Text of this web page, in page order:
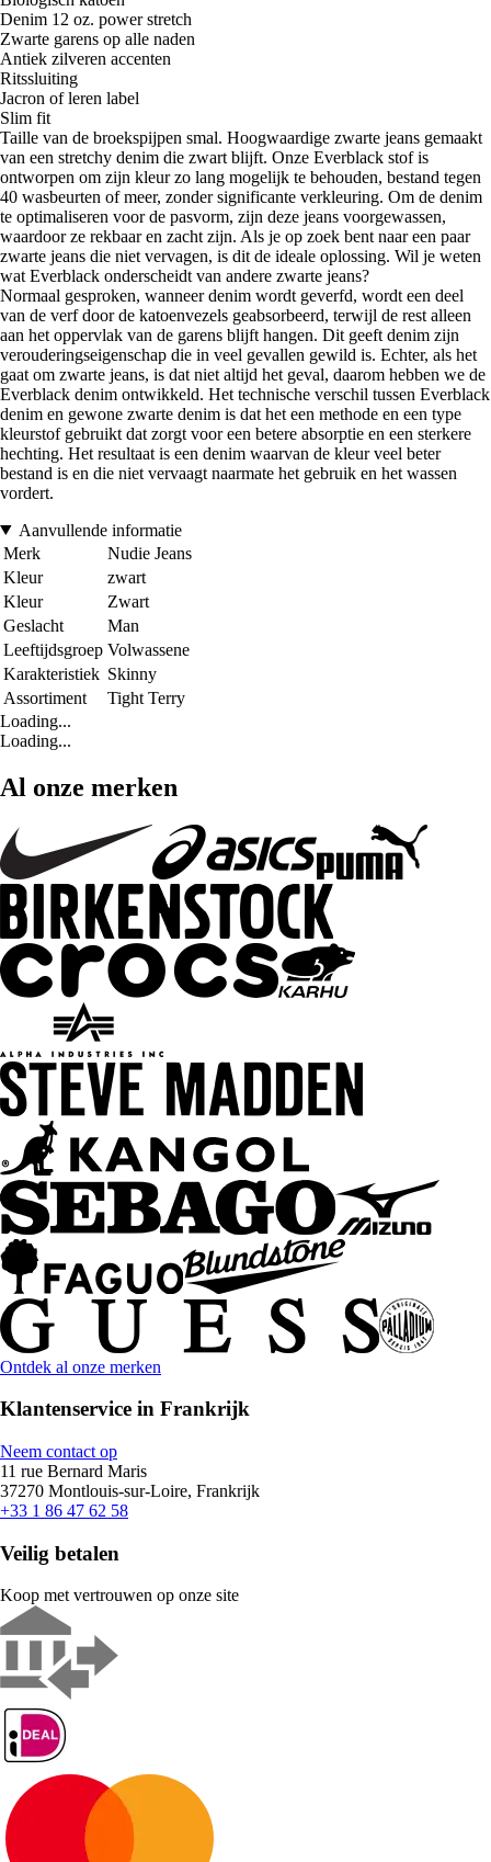
Denim 12 oz. power stretch
Zwarte garens op alle naden
Antiek zilveren accenten
Ritssluiting
Jacron of leren label
Slim fit
Taille van de broekspijpen smal. Hoogwaardige zwarte jeans gemaakt
van een stretchy denim die zwart blijft. Onze Everblack stof is
ontworpen om zijn kleur zo lang mogelijk te behouden, bestand tegen
40 wasbeurten of meer, zonder significante verkleuring. Om de denim
te optimaliseren voor de pasvorm, zijn deze jeans voorgewassen,
waardoor ze rekbaar en zacht zijn. Als je op zoek bent naar een paar
zwarte jeans die niet vervagen, is dit de ideale oplossing. Wil je weten
wat Everblack onderscheidt van andere zwarte jeans?
Normaal gesproken, wanneer denim wordt geverfd, wordt een deel
van de verf door de katoenvezels geabsorbeerd, terwijl de rest alleen
aan het oppervlak van de garens blijft hangen. Dit geeft denim zijn
verouderingseigenschap die in veel gevallen gewild is. Echter, als het
gaat om zwarte jeans, is dat niet altijd het geval, daarom hebben we de
Everblack denim ontwikkeld. Het technische verschil tussen Everblack
denim en gewone zwarte denim is dat het een methode en een type
kleurstof gebruikt dat zorgt voor een betere absorptie en een sterkere
hechting. Het resultaat is een denim waarvan de kleur veel beter
bestand is en die niet vervaagt naarmate het gebruik en het wassen
vordert.
Aanvullende informatie
Merk
Nudie Jeans
Kleur
zwart
Kleur
Zwart
Geslacht
Man
Leeftijdsgroep Volwassene
Karakteristiek Skinny
Assortiment
Tight Terry
Loading...
Loading...
Al onze merken
Ontdek al onze merken
Klantenservice in Frankrijk
Neem contact op
11 rue Bernard Maris
37270 Montlouis-sur-Loire, Frankrijk
+33 1 86 47 62 58
Veilig betalen
Koop met vertrouwen op onze site